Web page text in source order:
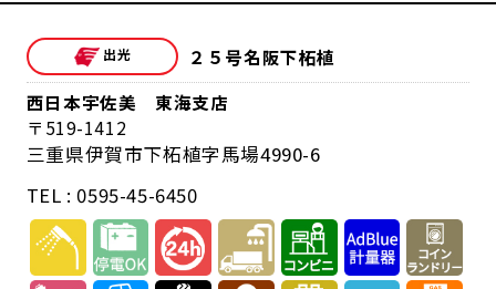
２５号名阪下柘植
西日本宇佐美 東海支店
519-1412
三重県伊賀市下柘植字馬場4990-6
TEL : 0595-45-6450